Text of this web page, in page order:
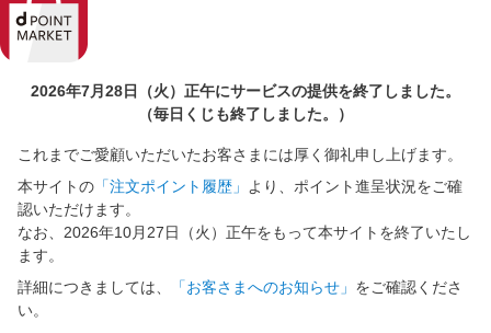
2026年7月28日（火）正午にサービスの提供を終了しました。
（毎日くじも終了しました。）
これまでご愛顧いただいたお客さまには厚く御礼申し上げます。
本サイトの 「注文ポイント履歴」
より、ポイント進呈状況をご確
認いただけます。
なお、2026年10月27日（火）正午をもって本サイトを終了いたし
ます。
詳細につきましては、
「お客さまへのお知らせ」 をご確認くださ
い。